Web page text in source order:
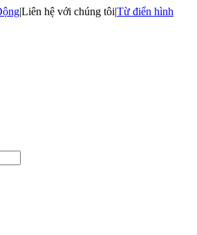
|Liên hệ với chúng tôi|Từ điển hình